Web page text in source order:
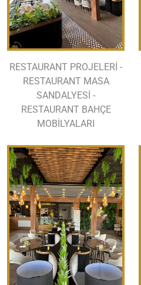
RESTAURANT PROJELERİ -
RESTAURANT MASA
SANDALYESİ -
RESTAURANT BAHÇE
MOBİLYALARI